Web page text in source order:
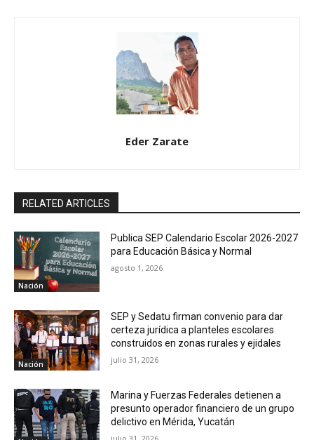
Eder Zarate
RELATED ARTICLES
Nación
Publica SEP Calendario Escolar 2026-2027
para Educación Básica y Normal
agosto 1, 2026
Nación
SEP y Sedatu firman convenio para dar
certeza jurídica a planteles escolares
construidos en zonas rurales y ejidales
julio 31, 2026
Marina y Fuerzas Federales detienen a
presunto operador financiero de un grupo
delictivo en Mérida, Yucatán